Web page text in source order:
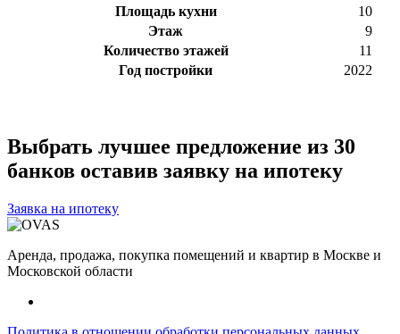
Площадь кухни
10
Этаж
9
Количество этажей
11
Год постройки
2022
Выбрать лучшее предложение из 30
банков оставив заявку на ипотеку
Заявка на ипотеку
Аренда, продажа, покупка помещений и квартир в Москве и
Московской области